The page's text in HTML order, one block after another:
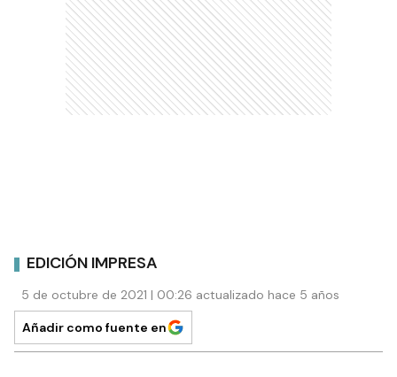
EDICIÓN IMPRESA
5 de octubre de 2021 | 00:26 actualizado hace 5 años
Añadir como fuente en